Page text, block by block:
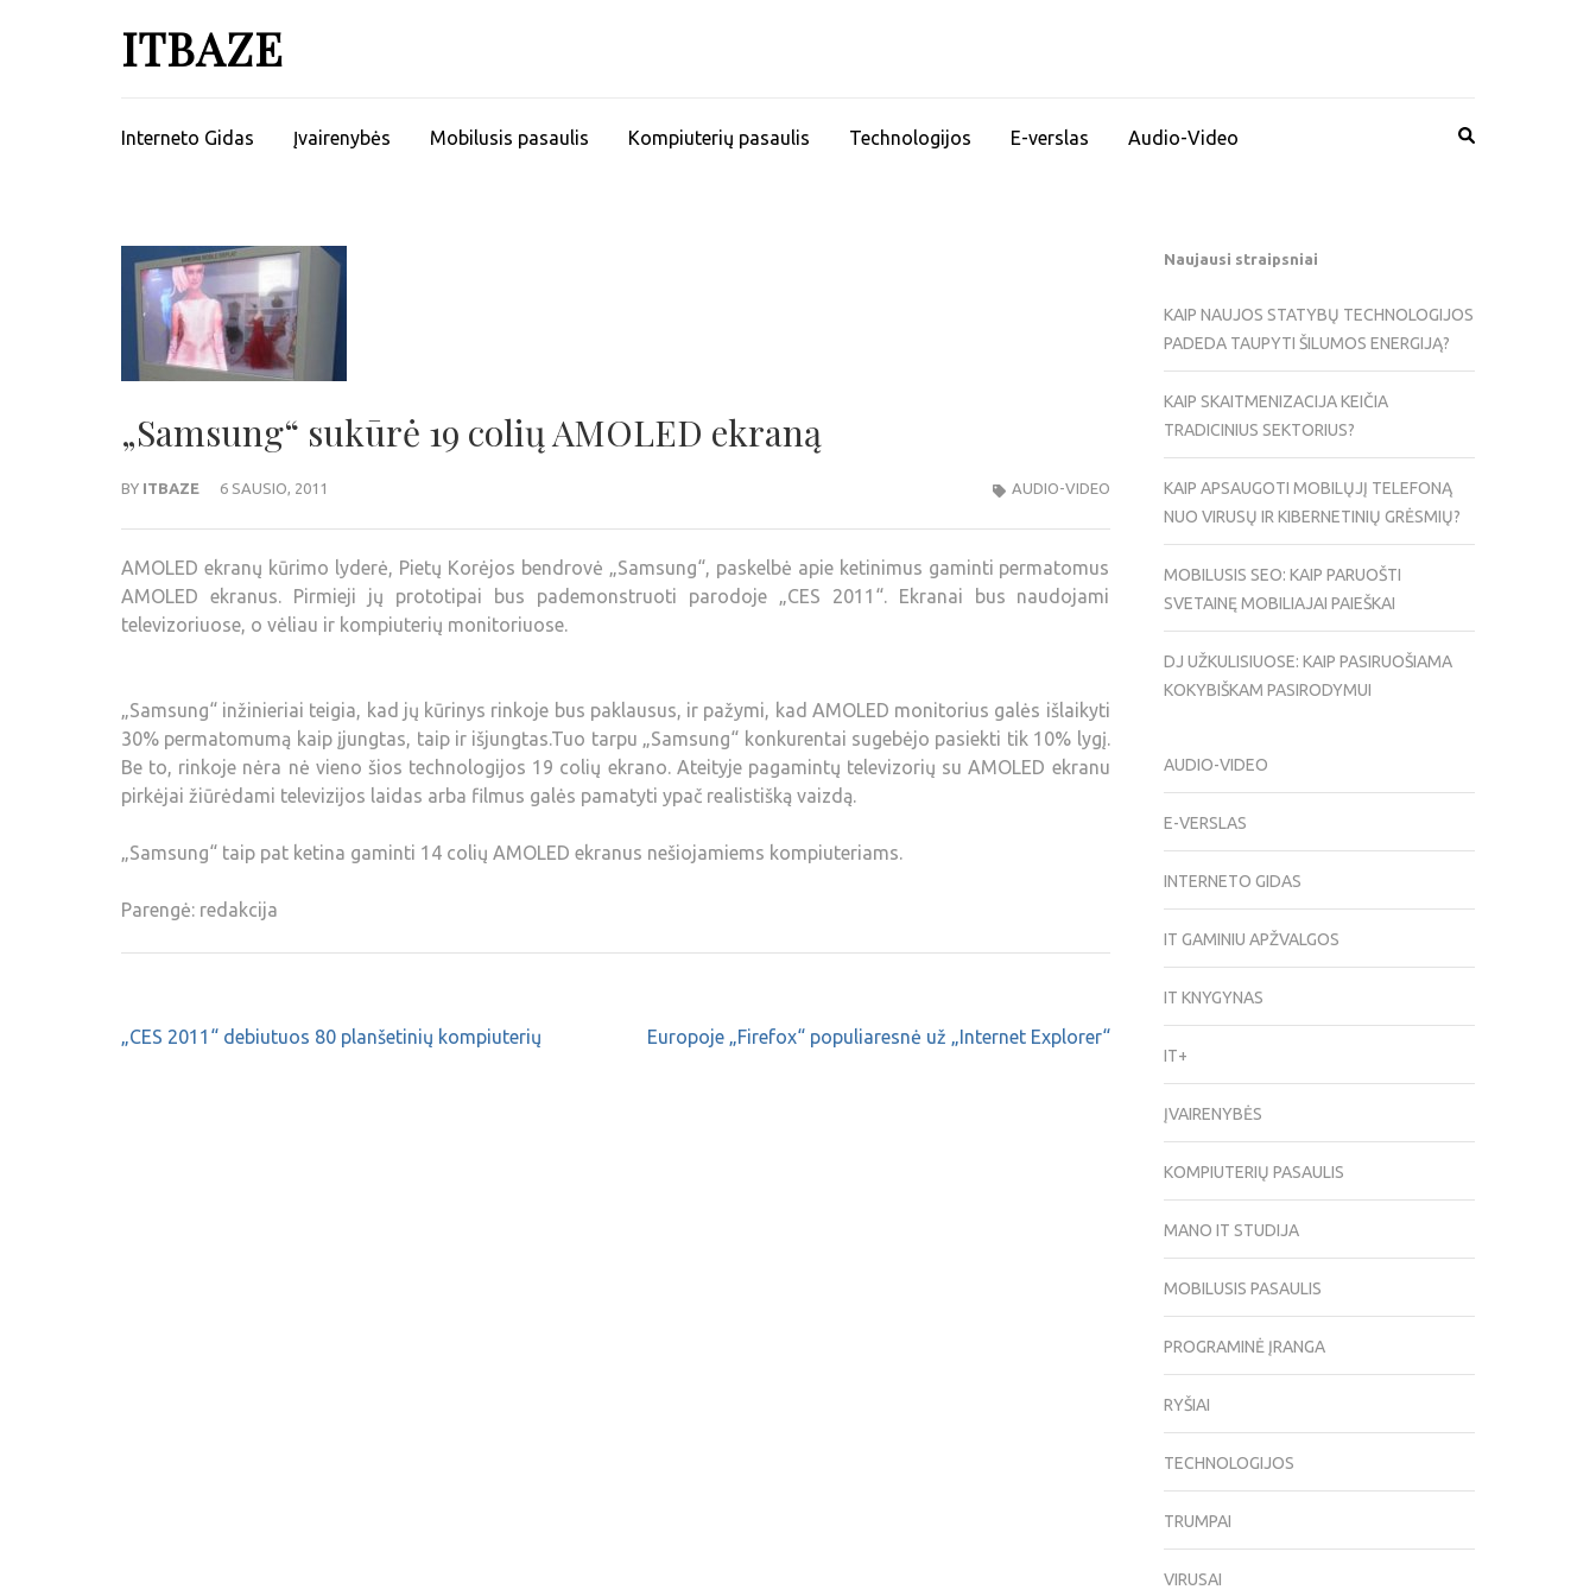
ITBAZE
Interneto Gidas Įvairenybės Mobilusis pasaulis Kompiuterių pasaulis Technologijos E-verslas Audio-Video
„Samsung“ sukūrė 19 colių AMOLED ekraną
BY ITBAZE 6 SAUSIO, 2011 AUDIO-VIDEO
AMOLED ekranų kūrimo lyderė, Pietų Korėjos bendrovė „Samsung“, paskelbė apie ketinimus gaminti permatomus
AMOLED ekranus. Pirmieji jų prototipai bus pademonstruoti parodoje „CES 2011“. Ekranai bus naudojami
televizoriuose, o vėliau ir kompiuterių monitoriuose.
„Samsung“ inžinieriai teigia, kad jų kūrinys rinkoje bus paklausus, ir pažymi, kad AMOLED monitorius galės išlaikyti
30% permatomumą kaip įjungtas, taip ir išjungtas.Tuo tarpu „Samsung“ konkurentai sugebėjo pasiekti tik 10% lygį.
Be to, rinkoje nėra nė vieno šios technologijos 19 colių ekrano. Ateityje pagamintų televizorių su AMOLED ekranu
pirkėjai žiūrėdami televizijos laidas arba filmus galės pamatyti ypač realistišką vaizdą.
„Samsung“ taip pat ketina gaminti 14 colių AMOLED ekranus nešiojamiems kompiuteriams.
Parengė: redakcija
„CES 2011“ debiutuos 80 planšetinių kompiuterių Europoje „Firefox“ populiaresnė už „Internet Explorer“
Naujausi straipsniai
KAIP NAUJOS STATYBŲ TECHNOLOGIJOS
PADEDA TAUPYTI ŠILUMOS ENERGIJĄ?
KAIP SKAITMENIZACIJA KEIČIA
TRADICINIUS SEKTORIUS?
KAIP APSAUGOTI MOBILŲJĮ TELEFONĄ
NUO VIRUSŲ IR KIBERNETINIŲ GRĖSMIŲ?
MOBILUSIS SEO: KAIP PARUOŠTI
SVETAINĘ MOBILIAJAI PAIEŠKAI
DJ UŽKULISIUOSE: KAIP PASIRUOŠIAMA
KOKYBIŠKAM PASIRODYMUI
AUDIO-VIDEO
E-VERSLAS
INTERNETO GIDAS
IT GAMINIU APŽVALGOS
IT KNYGYNAS
IT+
ĮVAIRENYBĖS
KOMPIUTERIŲ PASAULIS
MANO IT STUDIJA
MOBILUSIS PASAULIS
PROGRAMINĖ ĮRANGA
RYŠIAI
TECHNOLOGIJOS
TRUMPAI
VIRUSAI